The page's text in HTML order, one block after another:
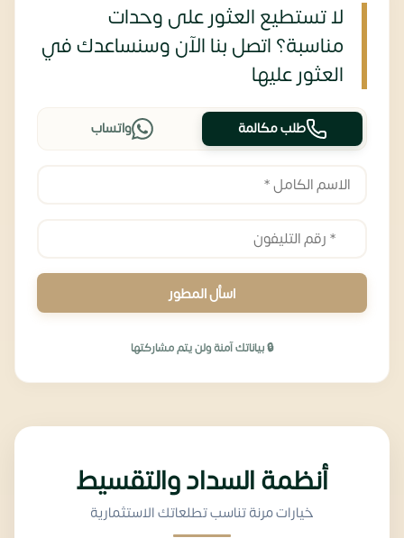
لا تستطيع العثور على وحدات
مناسبة؟ اتصل بنا الآن وسنساعدك في
العثور عليها
طلب مكالمة واتساب
اسأل المطور
🔒 بياناتك آمنة ولن يتم مشاركتها
أنظمة السداد والتقسيط
خيارات مرنة تناسب تطلعاتك الاستثمارية